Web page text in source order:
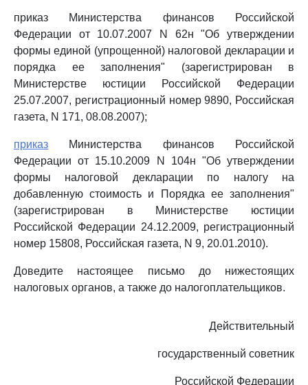
приказ Министерства финансов Российской
Федерации от 10.07.2007 N 62н "Об утверждении
формы единой (упрощенной) налоговой декларации и
порядка ее заполнения" (зарегистрирован в
Министерстве юстиции Российской Федерации
25.07.2007, регистрационный номер 9890, Российская
газета, N 171, 08.08.2007);
приказ Министерства финансов Российской
Федерации от 15.10.2009 N 104н "Об утверждении
формы налоговой декларации по налогу на
добавленную стоимость и Порядка ее заполнения"
(зарегистрирован в Министерстве юстиции
Российской Федерации 24.12.2009, регистрационный
номер 15808, Российская газета, N 9, 20.01.2010).
Доведите настоящее письмо до нижестоящих
налоговых органов, а также до налогоплательщиков.
Действительный
государственный советник
Российской Федерации